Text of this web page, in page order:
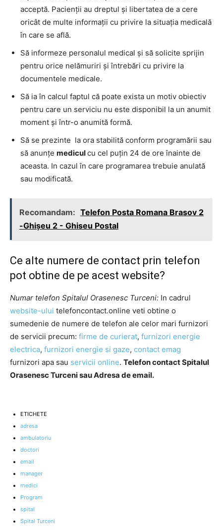
acceptă. Pacienţii au dreptul şi libertatea de a cere
oricât de multe informaţii cu privire la situaţia medicală
în care se află.
Să informeze personalul medical şi să solicite sprijin
pentru orice nelămuriri şi întrebări cu privire la
documentele medicale.
Să ia în calcul faptul că poate exista un motiv obiectiv
pentru care un serviciu nu este disponibil la un anumit
moment şi într-o anumită formă.
Să se prezinte la ora stabilită conform programării sau
să anunţe mediculcu cel puţin 24 de ore înainte de
aceasta. In cazul în care programarea trebuie anulată
sau modificată.
Recomandam: Telefon Posta Romana Brasov 2
-Ghişeu 2 - Ghiseu Postal
Ce alte numere de contact prin telefon
pot obtine de pe acest website?
Numar telefon Spitalul Orasenesc Turceni: In cadrul
website-ului telefoncontact.online veti obtine o
sumedenie de numere de telefon ale celor mari furnizori
de servicii precum: firme de curierat, furnizori energie
electrica, furnizori energie si gaze, contact emag
furnizori apa sau servicii online. Telefon contact Spitalul
Orasenesc Turceni sau Adresa de email.
ETICHETE
adresa
ambulatoriu
doctori
email
manager
medici
Program
spital
Spital Turceni